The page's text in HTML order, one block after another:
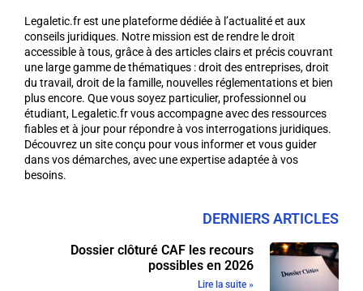
Legaletic.fr est une plateforme dédiée à l’actualité et aux
conseils juridiques. Notre mission est de rendre le droit
accessible à tous, grâce à des articles clairs et précis couvrant
une large gamme de thématiques : droit des entreprises, droit
du travail, droit de la famille, nouvelles réglementations et bien
plus encore. Que vous soyez particulier, professionnel ou
étudiant, Legaletic.fr vous accompagne avec des ressources
fiables et à jour pour répondre à vos interrogations juridiques.
Découvrez un site conçu pour vous informer et vous guider
dans vos démarches, avec une expertise adaptée à vos
besoins.
DERNIERS ARTICLES
Dossier clôturé CAF les recours
possibles en 2026
Lire la suite »